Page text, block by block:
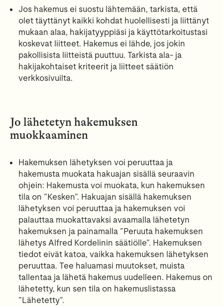
Jos hakemus ei suostu lähtemään, tarkista, että
olet täyttänyt kaikki kohdat huolellisesti ja liittänyt
mukaan alaa, hakijatyyppiäsi ja käyttötarkoitustasi
koskevat liitteet. Hakemus ei lähde, jos jokin
pakollisista liitteistä puuttuu. Tarkista ala- ja
hakijakohtaiset kriteerit ja liitteet säätiön
verkkosivuilta.
Jo lähetetyn hakemuksen
muokkaaminen
Hakemuksen lähetyksen voi peruuttaa ja
hakemusta muokata hakuajan sisällä seuraavin
ohjein: Hakemusta voi muokata, kun hakemuksen
tila on ”Kesken”. Hakuajan sisällä hakemuksen
lähetyksen voi peruuttaa ja hakemuksen voi
palauttaa muokattavaksi avaamalla lähetetyn
hakemuksen ja painamalla ”Peruuta hakemuksen
lähetys Alfred Kordelinin säätiölle”. Hakemuksen
tiedot eivät katoa, vaikka hakemuksen lähetyksen
peruuttaa. Tee haluamasi muutokset, muista
tallentaa ja lähetä hakemus uudelleen. Hakemus on
lähetetty, kun sen tila on hakemuslistassa
”Lähetetty”.